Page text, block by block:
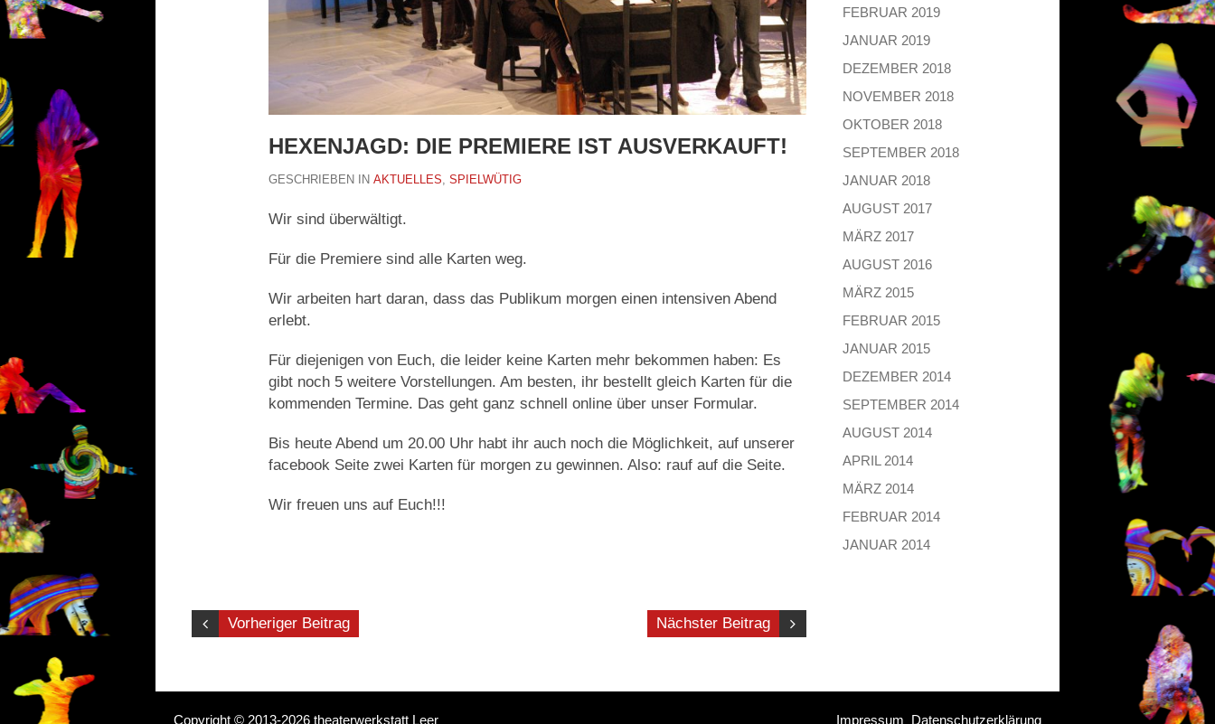
HEXENJAGD: DIE PREMIERE IST AUSVERKAUFT!
GESCHRIEBEN IN AKTUELLES, SPIELWÜTIG
Wir sind überwältigt.
Für die Premiere sind alle Karten weg.
Wir arbeiten hart daran, dass das Publikum morgen einen intensiven Abend
erlebt.
Für diejenigen von Euch, die leider keine Karten mehr bekommen haben: Es
gibt noch 5 weitere Vorstellungen. Am besten, ihr bestellt gleich Karten für die
kommenden Termine. Das geht ganz schnell online über unser Formular.
Bis heute Abend um 20.00 Uhr habt ihr auch noch die Möglichkeit, auf unserer
facebook Seite zwei Karten für morgen zu gewinnen. Also: rauf auf die Seite.
Wir freuen uns auf Euch!!!
Nächster Beitrag
Vorheriger Beitrag
FEBRUAR 2019
JANUAR 2019
DEZEMBER 2018
NOVEMBER 2018
OKTOBER 2018
SEPTEMBER 2018
JANUAR 2018
AUGUST 2017
MÄRZ 2017
AUGUST 2016
MÄRZ 2015
FEBRUAR 2015
JANUAR 2015
DEZEMBER 2014
SEPTEMBER 2014
AUGUST 2014
APRIL 2014
MÄRZ 2014
FEBRUAR 2014
JANUAR 2014
Copyright © 2013-2026 theaterwerkstatt Leer Impressum Datenschutzerklärung